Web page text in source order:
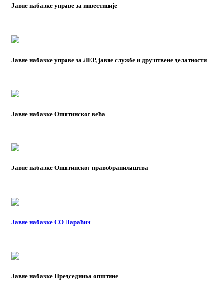
Јавне набавке управе за инвестиције
Јавне набавке управе за ЛЕР, јавне службе и друштвене делатности
Јавне набавке Општинског већа
Јавне набавке Општинског правобранилаштва
Јавне набавке СО Параћин
Јавне набавке Председника општине